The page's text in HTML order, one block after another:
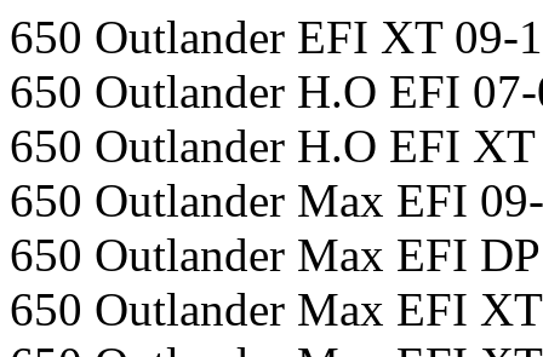
650 Outlander EFI XT 09-
650 Outlander H.O EFI
650 Outlander H.O EFI
650 Outlander Max EFI
650 Outlander Max EFI
650 Outlander Max EFI